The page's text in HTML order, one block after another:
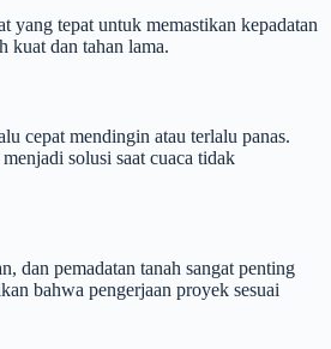
yang tepat untuk memastikan kepadatan
kuat dan tahan lama.
cepat mendingin atau terlalu panas.
solusi saat cuaca tidak
dan pemadatan tanah sangat penting
bahwa pengerjaan proyek sesuai